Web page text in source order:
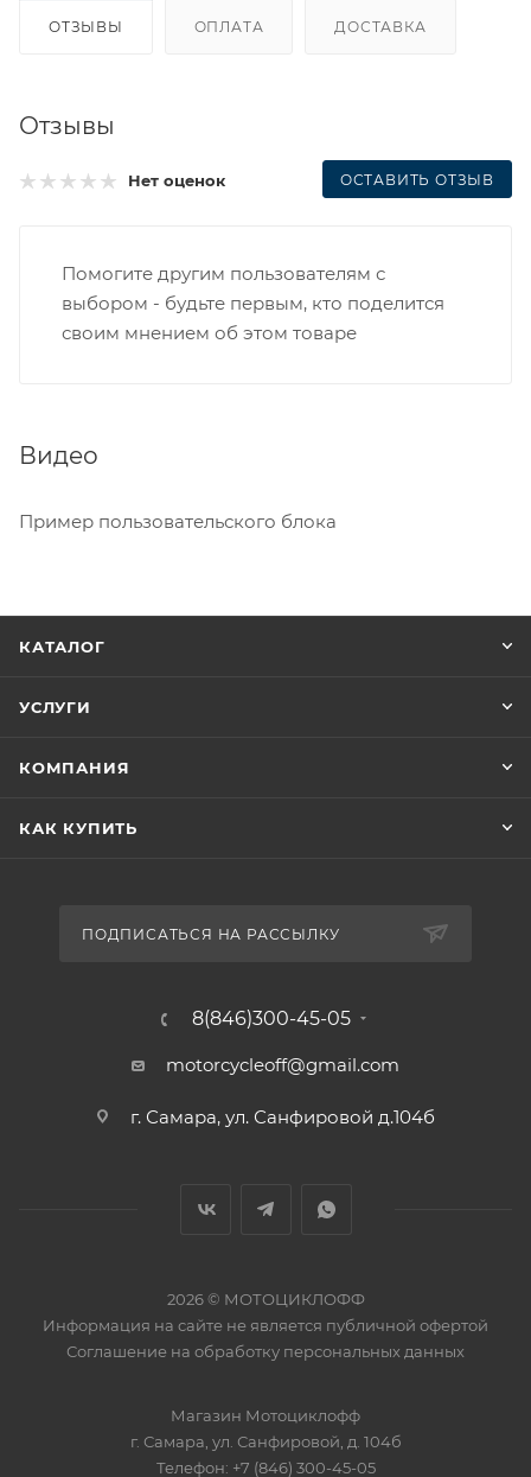
ОТЗЫВЫ ОПЛАТА ДОСТАВКА
Отзывы
Нет оценок ОСТАВИТЬ ОТЗЫВ
Помогите другим пользователям с
выбором - будьте первым, кто поделится
своим мнением об этом товаре
Видео
Пример пользовательского блока
КАТАЛОГ
УСЛУГИ
КОМПАНИЯ
КАК КУПИТЬ
ПОДПИСАТЬСЯ НА РАССЫЛКУ
8(846)300-45-05
motorcycleoff@gmail.com
г. Самара, ул. Санфировой д.104б
2026 © МОТОЦИКЛОФФ
Информация на сайте не является публичной офертой
Соглашение на обработку персональных данных
Магазин Мотоциклофф
г. Самара ул. Санфировой, д. 104б
Телефон: +7 (846) 300-45-05